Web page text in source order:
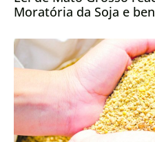
Moratória da Soja e